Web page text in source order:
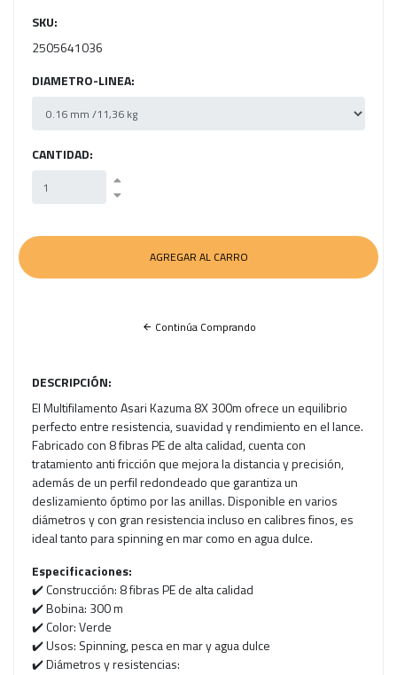
SKU:
2505641036
DIAMETRO-LINEA:
CANTIDAD:
Continúa Comprando
DESCRIPCIÓN:
El Multifilamento Asari Kazuma 8X 300m ofrece un equilibrio
perfecto entre resistencia, suavidad y rendimiento en el lance.
Fabricado con 8 fibras PE de alta calidad, cuenta con
tratamiento anti fricción que mejora la distancia y precisión,
además de un perfil redondeado que garantiza un
deslizamiento óptimo por las anillas. Disponible en varios
diámetros y con gran resistencia incluso en calibres finos, es
ideal tanto para spinning en mar como en agua dulce.
Especificaciones:
✔️ Construcción: 8 fibras PE de alta calidad
✔️ Bobina: 300 m
✔️ Color: Verde
✔️ Usos: Spinning, pesca en mar y agua dulce
✔️ Diámetros y resistencias: